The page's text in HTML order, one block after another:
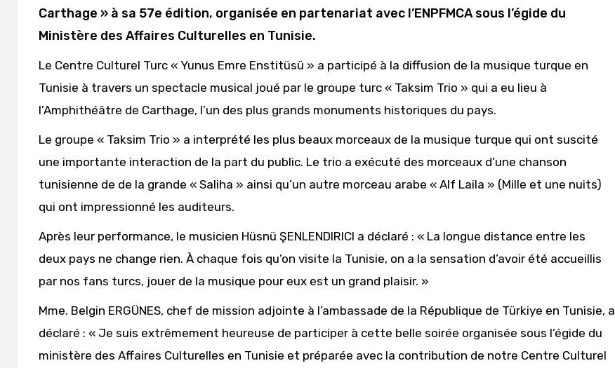
Carthage » à sa 57e édition, organisée en partenariat avec l’ENPFMCA sous l’égide du
Ministère des Affaires Culturelles en Tunisie.
Le Centre Culturel Turc « Yunus Emre Enstitüsü » a participé à la diffusion de la musique turque en
Tunisie à travers un spectacle musical joué par le groupe turc « Taksim Trio » qui a eu lieu à
l’Amphithéâtre de Carthage, l’un des plus grands monuments historiques du pays.
Le groupe « Taksim Trio » a interprété les plus beaux morceaux de la musique turque qui ont suscité
une importante interaction de la part du public. Le trio a exécuté des morceaux d’une chanson
tunisienne de de la grande « Saliha » ainsi qu’un autre morceau arabe « Alf Laila » (Mille et une nuits)
qui ont impressionné les auditeurs.
Après leur performance, le musicien Hüsnü ŞENLENDIRICI a déclaré : « La longue distance entre les
deux pays ne change rien. À chaque fois qu’on visite la Tunisie, on a la sensation d’avoir été accueillis
par nos fans turcs, jouer de la musique pour eux est un grand plaisir. »
Mme. Belgin ERGÜNES, chef de mission adjointe à l’ambassade de la République de Türkiye en Tunisie, a
déclaré : « Je suis extrêmement heureuse de participer à cette belle soirée organisée sous l’égide du
ministère des Affaires Culturelles en Tunisie et préparée avec la contribution de notre Centre Culturel